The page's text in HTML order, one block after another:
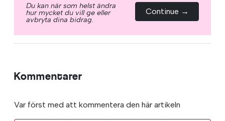
Du kan när som helst ändra
hur mycket du vill ge eller
avbryta dina bidrag.
Continue →
Kommentarer
Var först med att kommentera den här artikeln